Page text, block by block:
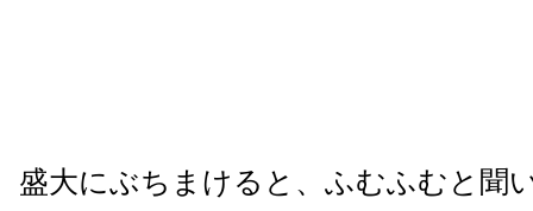
盛大にぶちまけると、ふむふむと聞